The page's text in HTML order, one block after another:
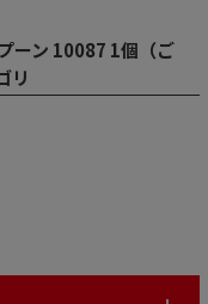
ン 10087 1個（ご
リ